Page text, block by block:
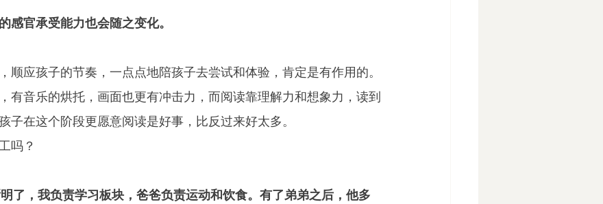
感官承受能力也会随之变化。
顺应孩子的节奏，一点点地陪孩子去尝试和体验，肯定是有作用的。
有音乐的烘托，画面也更有冲击力，而阅读靠理解力和想象力，读到
子在这个阶段更愿意阅读是好事，比反过来好太多。
吗？
了，我负责学习板块，爸爸负责运动和饮食。有了弟弟之后，他多